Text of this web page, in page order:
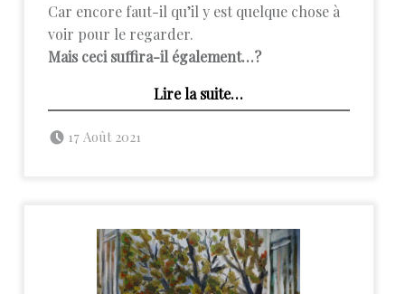
Car encore faut-il qu’il y est quelque chose à
voir pour le regarder.
Mais ceci suffira-il également…?
Lire la suite“Une histoire d’Amour… pour les peintres !”…
17 Août 2021